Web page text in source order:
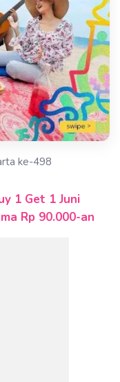
ke-498
1 Get 1 Juni
Rp 90.000-an